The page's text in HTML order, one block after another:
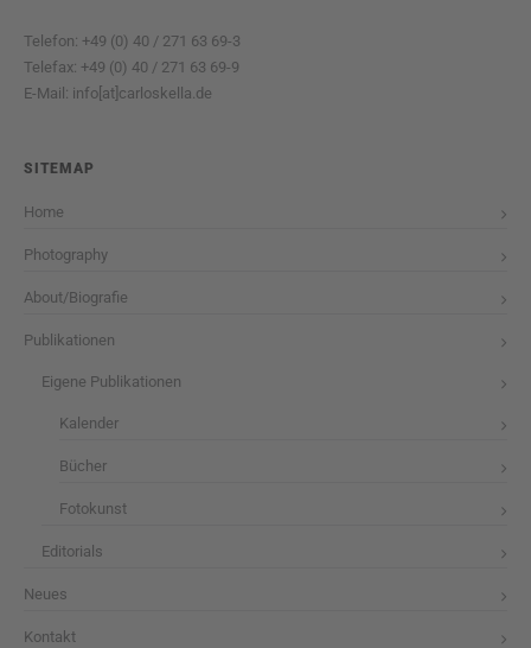
Telefon: +49 (0) 40 / 271 63 69-3
Telefax: +49 (0) 40 / 271 63 69-9
E-Mail: info[at]carloskella.de
SITEMAP
Home
Photography
About/Biografie
Publikationen
Eigene Publikationen
Kalender
Bücher
Fotokunst
Editorials
Neues
Kontakt